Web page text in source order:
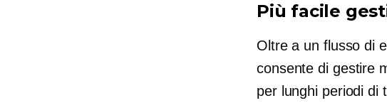
Più facile
Oltre a un flusso di
consente di gestire
per lunghi periodi di